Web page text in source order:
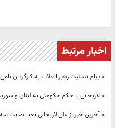
اخبار مرتبط
پیام تسلیت رهبر انقلاب به کارگردان
لاریجانی با حکم حکومتی به لبنان و
آخرین خبر از علی لاریجانی بعد اصابت